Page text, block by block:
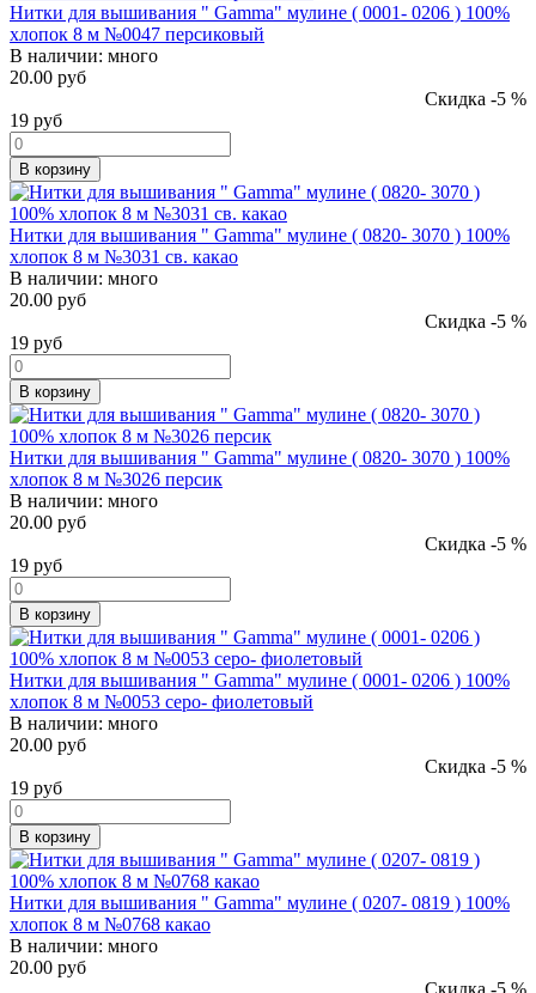
Нитки для вышивания " Gamma" мулине ( 0001- 0206 ) 100%
хлопок 8 м №0047 персиковый
В наличии: много
20.00 руб
Скидка -5 %
19 руб
В корзину
Нитки для вышивания " Gamma" мулине ( 0820- 3070 ) 100%
хлопок 8 м №3031 св. какао
В наличии: много
20.00 руб
Скидка -5 %
19 руб
В корзину
Нитки для вышивания " Gamma" мулине ( 0820- 3070 ) 100%
хлопок 8 м №3026 персик
В наличии: много
20.00 руб
Скидка -5 %
19 руб
В корзину
Нитки для вышивания " Gamma" мулине ( 0001- 0206 ) 100%
хлопок 8 м №0053 серо- фиолетовый
В наличии: много
20.00 руб
Скидка -5 %
19 руб
В корзину
Нитки для вышивания " Gamma" мулине ( 0207- 0819 ) 100%
хлопок 8 м №0768 какао
В наличии: много
20.00 руб
Скидка -5 %